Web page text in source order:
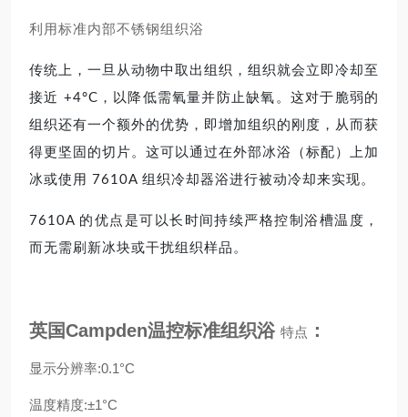
利用标准内部不锈钢组织浴
传统上，一旦从动物中取出组织，组织就会立即冷却至
接近 +4°C，以降低需氧量并防止缺氧。这对于脆弱的
组织还有一个额外的优势，即增加组织的刚度，从而获
得更坚固的切片。这可以通过在外部冰浴（标配）上加
冰或使用 7610A 组织冷却器浴进行被动冷却来实现。
7610A 的优点是可以长时间持续严格控制浴槽温度，
而无需刷新冰块或干扰组织样品。
英国Campden温控标准组织浴 特点 ：
显示分辨率:0.1°C
温度精度:±1°C